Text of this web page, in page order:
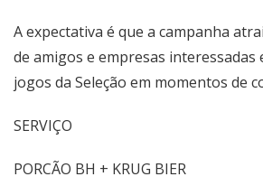
A expectativa é que a campanha
de amigos e empresas
jogos da Seleção em momentos de
SERVIÇO
PORCÃO BH + KRUG BIER